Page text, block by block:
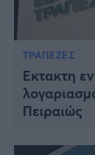
ΤΡΑΠΕΖΕΣ
Έκτακτη
Πειραιώς